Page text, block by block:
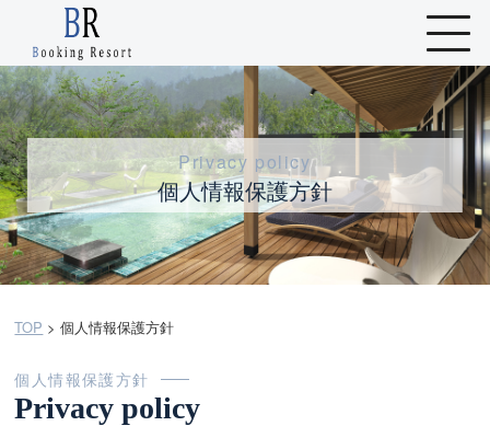
Privacy policy
個人情報保護方針
TOP >個人情報保護方針
個人情報保護方針
Privacy policy